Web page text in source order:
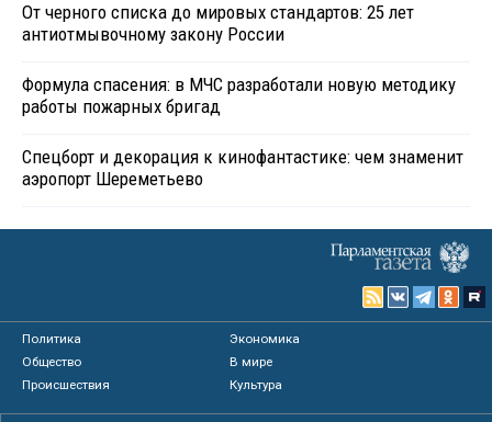
От черного списка до мировых стандартов: 25 лет
антиотмывочному закону России
Формула спасения: в МЧС разработали новую методику
работы пожарных бригад
Спецборт и декорация к кинофантастике: чем знаменит
аэропорт Шереметьево
Политика
Экономика
Общество
В мире
Происшествия
Культура